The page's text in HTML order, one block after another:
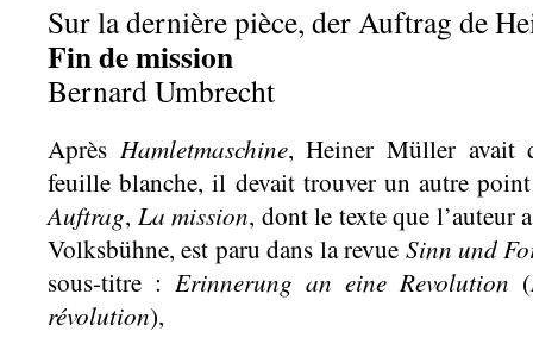
Sur la dernière pièce, der Auftrag de
Fin de mission
Bernard Umbrecht
Après Hamletmaschine, Heiner Müller avait
feuille blanche, il devait trouver un autre
Auftrag, La mission, dont le texte que l’auteur
Volksbühne, est paru dans la revue Sinn und
sous-titre : Erinnerung an eine Revolution (
révolution),